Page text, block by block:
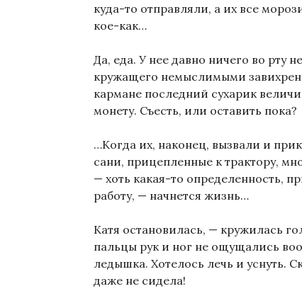
куда-то отправляли, а их все
кое-как…
Да, еда. У нее давно ничего во рту
кружащего немыслимыми
кармане последний сухарик
монету. Съесть, или оставить пока?
…Когда их, наконец, вызвали и
сани, прицепленные к трактору,
— хоть какая-то определенность,
работу, — начнется жизнь…
Катя остановилась, — кружилась
пальцы рук и ног не ощущались
ледышка. Хотелось лечь и уснуть.
даже не сидела!